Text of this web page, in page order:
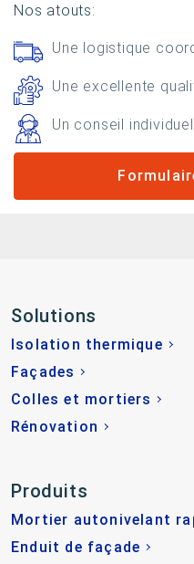
Nos atouts:
Une logistique
Une excellente
Un conseil individuel
Solutions
Isolation thermique
Façades
Colles et mortiers
Rénovation
Produits
Mortier autonivelant
Enduit de façade